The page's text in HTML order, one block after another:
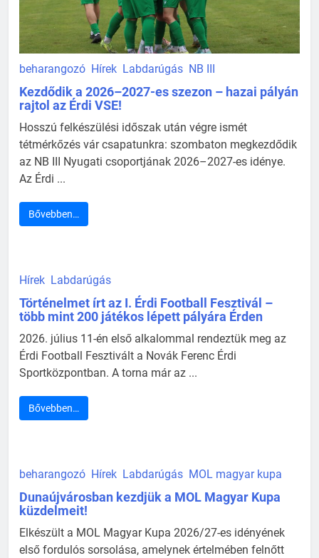
beharangozó Hírek Labdarúgás NB III
Kezdődik a 2026–2027-es szezon – hazai pályán
rajtol az Érdi VSE!
Hosszú felkészülési időszak után végre ismét
tétmérkőzés vár csapatunkra: szombaton megkezdődik
az NB III Nyugati csoportjának 2026–2027-es idénye.
Az Érdi ...
Bővebben…
Hírek Labdarúgás
Történelmet írt az I. Érdi Football Fesztivál –
több mint 200 játékos lépett pályára Érden
2026. július 11-én első alkalommal rendeztük meg az
Érdi Football Fesztivált a Novák Ferenc Érdi
Sportközpontban. A torna már az ...
Bővebben…
beharangozó Hírek Labdarúgás MOL magyar kupa
Dunaújvárosban kezdjük a MOL Magyar Kupa
küzdelmeit!
Elkészült a MOL Magyar Kupa 2026/27-es idényének
első fordulós sorsolása, amelynek értelmében felnőtt